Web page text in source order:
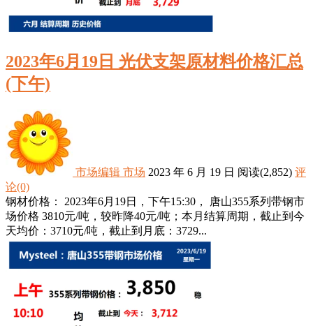
2023年6月19日 光伏支架原材料价格汇总
(下午)
市场编辑 市场 2023 年 6 月 19 日 阅读(2,852) 评
论(0)
钢材价格： 2023年6月19日，下午15:30， 唐山355系列带钢市
场价格 3810元/吨，较昨降40元/吨；本月结算周期，截止到今
天均价：3710元/吨，截止到月底：3729...